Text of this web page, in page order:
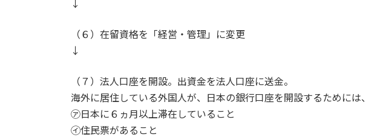
↓
（６）在留資格を「経営・管理」に変更
↓
（７）法人口座を開設。出資金を法人口座に送金。
海外に居住している外国人が、日本の銀行口座を開設するためには、
㋐日本に６ヵ月以上滞在していること
㋑住民票があること